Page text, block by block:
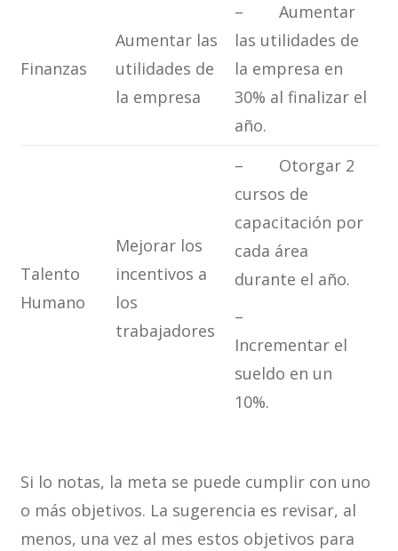
Finanzas
Aumentar las
utilidades de
la empresa
– Aumentar
las utilidades de
la empresa en
30% al finalizar el
año.
Talento
Humano
Mejorar los
incentivos a
los
trabajadores
– Otorgar 2
cursos de
capacitación por
cada área
durante el año.
–
Incrementar el
sueldo en un
10%.
Si lo notas, la meta se puede cumplir con uno
o más objetivos. La sugerencia es revisar, al
menos, una vez al mes estos objetivos para